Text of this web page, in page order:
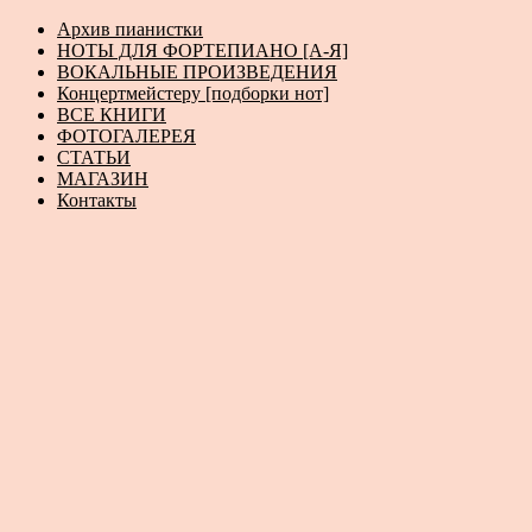
Архив пианистки
НОТЫ ДЛЯ ФОРТЕПИАНО [А-Я]
ВОКАЛЬНЫЕ ПРОИЗВЕДЕНИЯ
Концертмейстеру [подборки нот]
ВСЕ КНИГИ
ФОТОГАЛЕРЕЯ
СТАТЬИ
МАГАЗИН
Контакты